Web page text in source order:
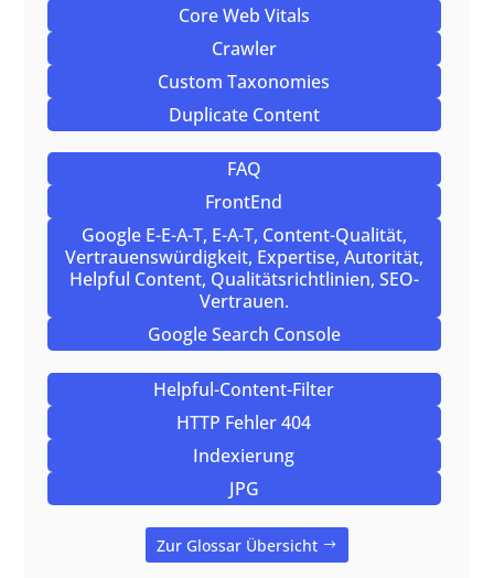
Core Web Vitals
Crawler
Custom Taxonomies
Duplicate Content
FAQ
FrontEnd
Google E-E-A-T, E-A-T, Content-Qualität,
Vertrauenswürdigkeit, Expertise, Autorität,
Helpful Content, Qualitätsrichtlinien, SEO-
Vertrauen.
Google Search Console
Helpful-Content-Filter
HTTP Fehler 404
Indexierung
JPG
Zur Glossar Übersicht